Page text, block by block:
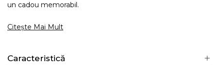
un cadou memorabil.
Citește Mai Mult
Caracteristică